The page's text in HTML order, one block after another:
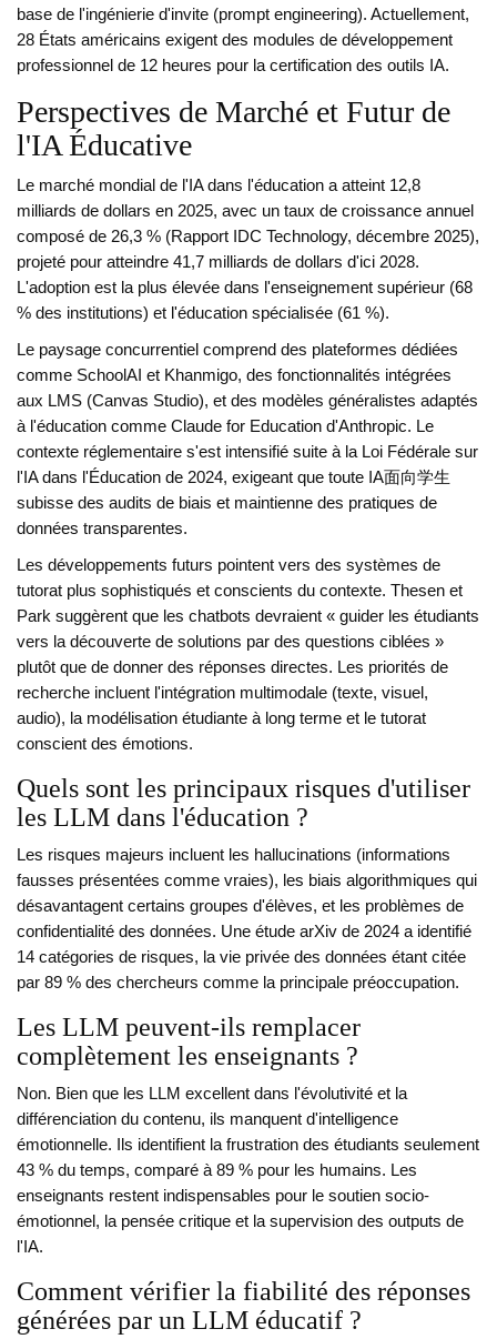
base de l'ingénierie d'invite (prompt engineering). Actuellement,
28 États américains exigent des modules de développement
professionnel de 12 heures pour la certification des outils IA.
Perspectives de Marché et Futur de
l'IA Éducative
Le marché mondial de l'IA dans l'éducation a atteint 12,8
milliards de dollars en 2025, avec un taux de croissance annuel
composé de 26,3 % (Rapport IDC Technology, décembre 2025),
projeté pour atteindre 41,7 milliards de dollars d'ici 2028.
L'adoption est la plus élevée dans l'enseignement supérieur (68
% des institutions) et l'éducation spécialisée (61 %).
Le paysage concurrentiel comprend des plateformes dédiées
comme SchoolAI et Khanmigo, des fonctionnalités intégrées
aux LMS (Canvas Studio), et des modèles généralistes adaptés
à l'éducation comme Claude for Education d'Anthropic. Le
contexte réglementaire s'est intensifié suite à la Loi Fédérale sur
l'IA dans l'Éducation de 2024, exigeant que toute IA面向学生
subisse des audits de biais et maintienne des pratiques de
données transparentes.
Les développements futurs pointent vers des systèmes de
tutorat plus sophistiqués et conscients du contexte. Thesen et
Park suggèrent que les chatbots devraient « guider les étudiants
vers la découverte de solutions par des questions ciblées »
plutôt que de donner des réponses directes. Les priorités de
recherche incluent l'intégration multimodale (texte, visuel,
audio), la modélisation étudiante à long terme et le tutorat
conscient des émotions.
Quels sont les principaux risques d'utiliser
les LLM dans l'éducation ?
Les risques majeurs incluent les hallucinations (informations
fausses présentées comme vraies), les biais algorithmiques qui
désavantagent certains groupes d'élèves, et les problèmes de
confidentialité des données. Une étude arXiv de 2024 a identifié
14 catégories de risques, la vie privée des données étant citée
par 89 % des chercheurs comme la principale préoccupation.
Les LLM peuvent-ils remplacer
complètement les enseignants ?
Non. Bien que les LLM excellent dans l'évolutivité et la
différenciation du contenu, ils manquent d'intelligence
émotionnelle. Ils identifient la frustration des étudiants seulement
43 % du temps, comparé à 89 % pour les humains. Les
enseignants restent indispensables pour le soutien socio-
émotionnel, la pensée critique et la supervision des outputs de
l'IA.
Comment vérifier la fiabilité des réponses
générées par un LLM éducatif ?